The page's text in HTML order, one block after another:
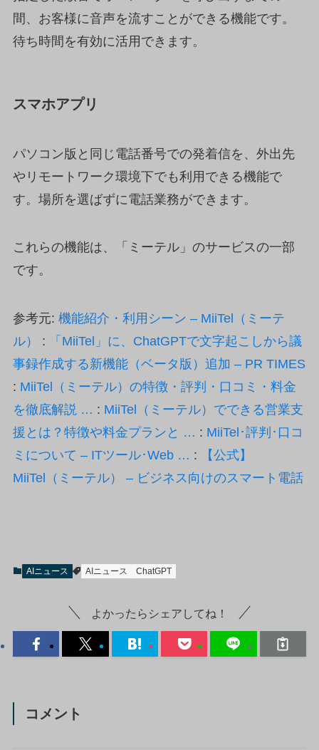
間、お客様に音声を流すことができる機能です。
待ち時間を有効に活用できます。
スマホアプリ
パソコン版と同じ電話番号での発着信を、外出先
やリモートワーク環境下でも利用できる機能で
す。場所を選ばずに電話業務ができます。
これらの機能は、「ミーテル」のサービスの一部
です。
参考元: 機能紹介・利用シーン – MiiTel（ミーテ
ル）
:
「MiiTel」に、ChatGPTで文字起こしから議
事録作成する新機能（ベータ版）追加 – PR TIMES
: MiiTel（ミーテル）の特徴・評判・口コミ・料金
を徹底解説 … : MiiTel（ミーテル）でできる営業支
援とは？特徴や料金プランと … : MiiTel･評判･口コ
ミについて – ITツール･Web … :
【公式】
MiiTel（ミーテル） – ビジネス向けのスマート電話
AIニュース AIニュース ChatGPT
よかったらシェアしてね！
コメント